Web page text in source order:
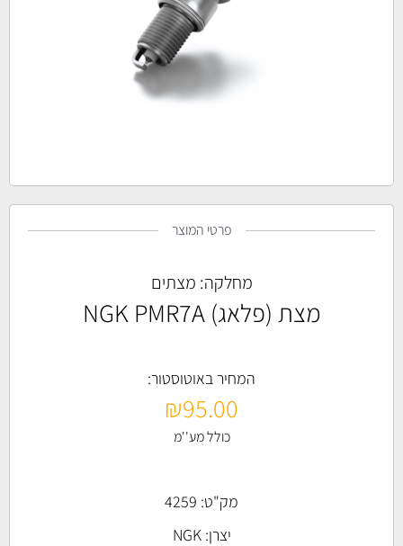
פרטי המוצר
מחלקה: מצתים
מצת (פלאג) NGK PMR7A
המחיר באוטוסטור:
₪95.00
כולל מע''מ
מק"ט: 4259
יצרן:NGK